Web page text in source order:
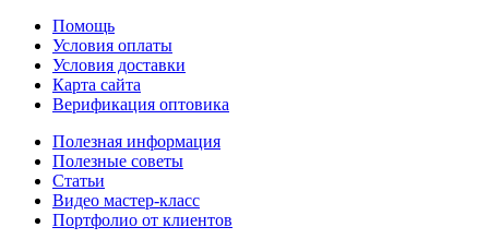
Помощь
Условия оплаты
Условия доставки
Карта сайта
Верификация оптовика
Полезная информация
Полезные советы
Статьи
Видео мастер-класс
Портфолио от клиентов